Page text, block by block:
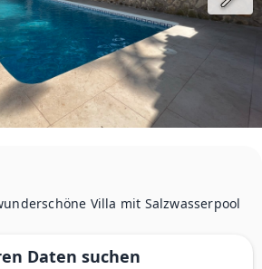
Villa mit Salzwasserpool
Daten suchen